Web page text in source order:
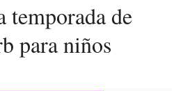
para niños